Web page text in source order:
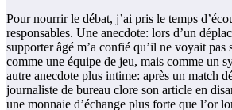
Pour nourrir le débat, j’ai pris le temps
responsables. Une anecdote: lors d’un
supporter âgé m’a confié qu’il ne voyait pas
comme une équipe de jeu, mais comme un
autre anecdote plus intime: après un match
journaliste de bureau clore son article en
une monnaie d’échange plus forte que l’or